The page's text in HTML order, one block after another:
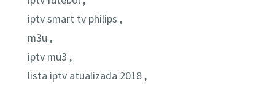
iptv smart tv philips ,
m3u ,
iptv mu3 ,
lista iptv atualizada 2018 ,